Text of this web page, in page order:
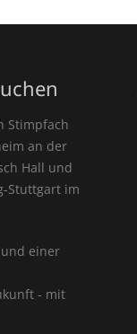
Stimpfach
an der
Hall und
Stuttgart im
einer
- mit